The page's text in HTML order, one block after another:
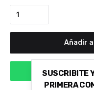
Añadir
SUSCRIBITE
PRIMERA